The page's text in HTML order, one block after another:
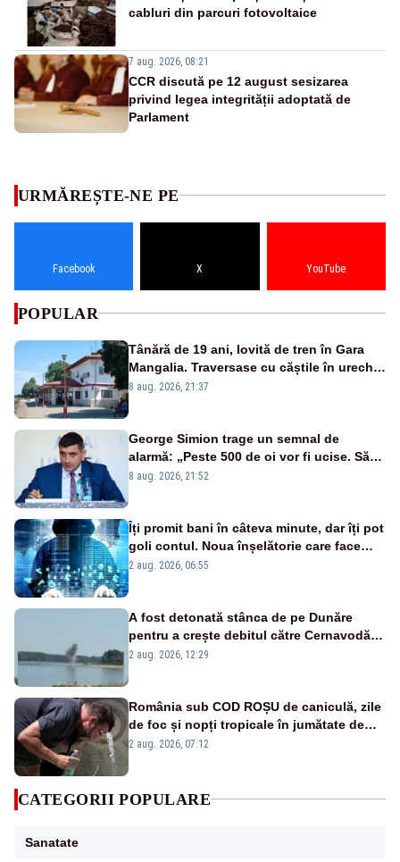
cabluri din parcuri fotovoltaice
7 aug. 2026, 08:21
CCR discută pe 12 august sesizarea
privind legea integrității adoptată de
Parlament
URMĂREȘTE-NE PE
Facebook X YouTube
POPULAR
Tânără de 19 ani, lovită de tren în Gara
Mangalia. Traversase cu căștile în urechi
liniile printr-un loc nepermis
8 aug. 2026, 21:37
George Simion trage un semnal de
alarmă: „Peste 500 de oi vor fi ucise. Să
vedem dacă ciobanii vor fi despăgubiți”
8 aug. 2026, 21:52
Îți promit bani în câteva minute, dar îți pot
goli contul. Noua înșelătorie care face
victime pe Facebook și WhatsApp
2 aug. 2026, 06:55
A fost detonată stânca de pe Dunăre
pentru a crește debitul către Cernavodă –
VIDEO
2 aug. 2026, 12:29
România sub COD ROȘU de caniculă, zile
de foc și nopți tropicale în jumătate de
țară
2 aug. 2026, 07:12
CATEGORII POPULARE
Sanatate